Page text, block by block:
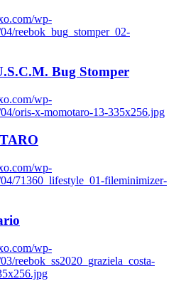
wp-
reebok_bug_stomper_02-
Bug Stomper
wp-
oris-x-momotaro-13-335x256.jpg
wp-
71360_lifestyle_01-fileminimizer-
wp-
reebok_ss2020_graziela_costa-